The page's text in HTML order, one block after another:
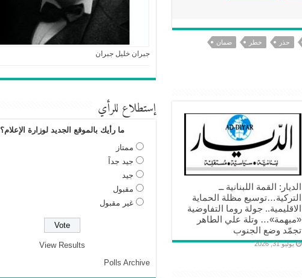
حذر خطر
ضمان
الديار: القمة اللبنانية ــ
التركية…توسيع مظلة الحماية
الاقليمية.. جولة روما التفاوضية
«مبهمة»… وتلة علي الطاهر
تجمّد وضع الجنوب
يوليو 31, 2026
جبران خليل جبران
إستطلاع للرأي
ما رأيك بالموقع الجديد لوزارة الإعلام؟
ممتاز
جيد جداً
جيد
مقبول
غير مقبول
View Results
Polls Archive